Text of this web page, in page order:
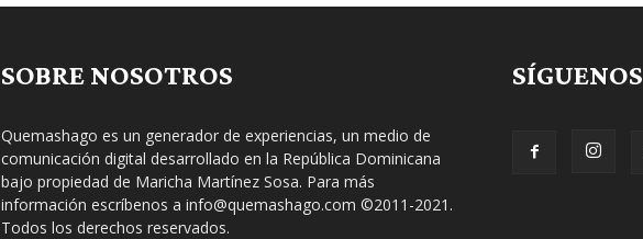
SOBRE NOSOTROS
Quemashago es un generador de experiencias, un medio de
comunicación digital desarrollado en la República Dominicana
bajo propiedad de Maricha Martínez Sosa. Para más
información escríbenos a info@quemashago.com ©2011-2021.
Todos los derechos reservados.
SÍGUENOS